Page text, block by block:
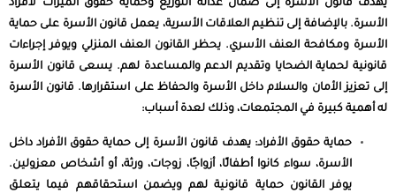
يهدف قانون الأسرة إلى ضمان عدالة التوزيع وحماية حقوق الميراث لأفراد
الأسرة. بالإضافة إلى تنظيم العلاقات الأسرية، يعمل قانون الأسرة على حماية
الأسرة ومكافحة العنف الأسري. يحظر القانون العنف المنزلي ويوفر إجراءات
قانونية لحماية الضحايا وتقديم الدعم والمساعدة لهم. يسعى قانون الأسرة
إلى تعزيز الأمان والسلام داخل الأسرة والحفاظ على استقرارها. قانون الأسرة
له أهمية كبيرة في المجتمعات، وذلك لعدة أسباب:
حماية حقوق الأفراد: يهدف قانون الأسرة إلى حماية حقوق الأفراد داخل
الأسرة، سواء كانوا أطفالًا، أزواجًا، زوجات، ورثة، أو أشخاص معزولين.
يوفر القانون حماية قانونية لهم ويضمن استحقاقهم فيما يتعلق